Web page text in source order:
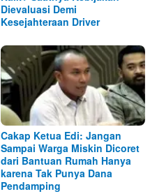
Dievaluasi Demi
Kesejahteraan Driver
Cakap Ketua Edi: Jangan
Sampai Warga Miskin Dicoret
dari Bantuan Rumah Hanya
karena Tak Punya Dana
Pendamping